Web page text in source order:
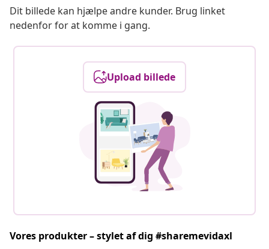
Dit billede kan hjælpe andre kunder. Brug linket
nedenfor for at komme i gang.
Upload billede
Vores produkter – stylet af dig #sharemevidaxl